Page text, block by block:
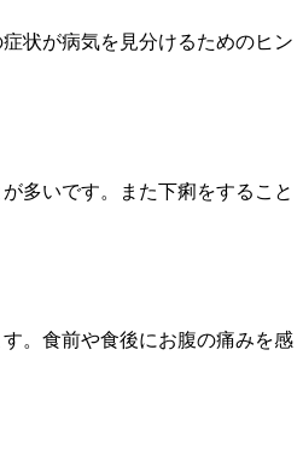
状が病気を見分けるためのヒン
多いです。また下痢をすること
。食前や食後にお腹の痛みを感